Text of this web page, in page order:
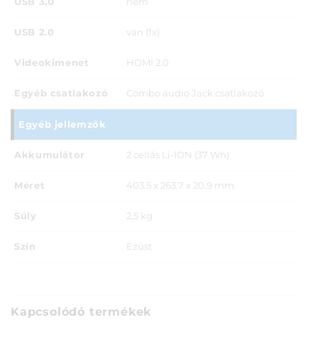
USB 2.0 van (1x)
Videokimenet HDMI 2.0
Egyéb csatlakozó Combo audio Jack csatlakozó
Egyéb jellemzők
Akkumulátor 2 cellás Li-ION (37 Wh)
Méret 403.5 x 263.7 x 20.9 mm
Súly 2,5 kg
Szín Ezüst
Kapcsolódó termékek